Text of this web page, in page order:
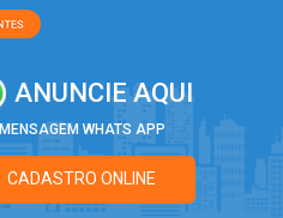
ANUNCIE AQUI
MENSAGEM WHATS APP
CADASTRO ONLINE